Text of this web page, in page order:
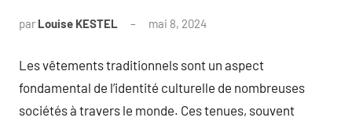
par Louise KESTEL mai 8, 2024
Les vêtements traditionnels sont un aspect
fondamental de l’identité culturelle de nombreuses
sociétés à travers le monde. Ces tenues, souvent